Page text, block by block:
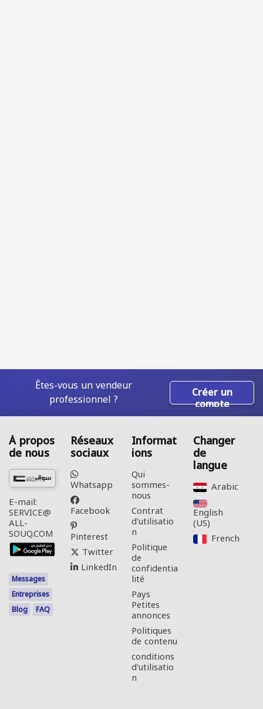
Êtes-vous un vendeur
professionnel ? Créer un
compte
À propos
de nous
E-mail:
SERVICE@
ALL-
SOUQ.COM
Messages
Entreprises
Blog
FAQ
Réseaux
sociaux
Whatsapp
Facebook
Pinterest
Twitter
LinkedIn
Informat
ions
Qui
sommes-
nous
Contrat
d'utilisatio
n
Politique
de
confidentia
lité
Pays
Petites
annonces
Politiques
de contenu
conditions
d'utilisatio
n
Changer
de
langue
Arabic‎
English
(US)‎
French‎